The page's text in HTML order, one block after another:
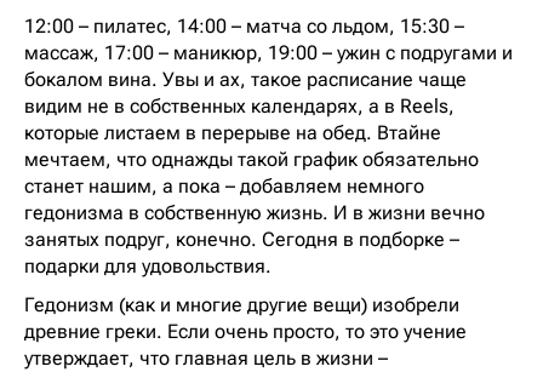
12:00 – пилатес, 14:00 – матча со льдом, 15:30 –
массаж, 17:00 – маникюр, 19:00 – ужин с подругами и
бокалом вина. Увы и ах, такое расписание чаще
видим не в собственных календарях, а в Reels,
которые листаем в перерыве на обед. Втайне
мечтаем, что однажды такой график обязательно
станет нашим, а пока – добавляем немного
гедонизма в собственную жизнь. И в жизни вечно
занятых подруг, конечно. Сегодня в подборке –
подарки для удовольствия.
Гедонизм (как и многие другие вещи) изобрели
древние греки. Если очень просто, то это учение
утверждает, что главная цель в жизни –